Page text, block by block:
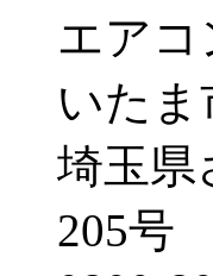
エア
いたま
埼玉県
205号